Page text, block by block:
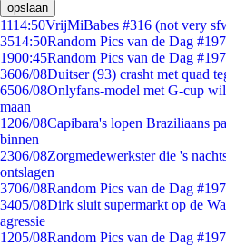
opslaan
1114:50VrijMiBabes #316 (not very
3514:50Random Pics van de Dag
1900:45Random Pics van de Dag
3606/08Duitser (93) crasht met quad
6506/08Onlyfans-model met G-cup
maan
1206/08Capibara's lopen Braziliaans
binnen
2306/08Zorgmedewerkster die 's
ontslagen
3706/08Random Pics van de Dag
3405/08Dirk sluit supermarkt op de
agressie
1205/08Random Pics van de Dag